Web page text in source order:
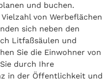
und buchen.
von Werbeflächen
sich neben den
Litfaßsäulen und
Sie die Einwohner von
durch Ihre
in der Öffentlichkeit und